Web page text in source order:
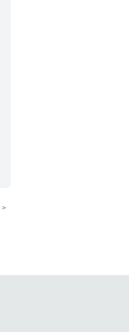
< Liste des sujets